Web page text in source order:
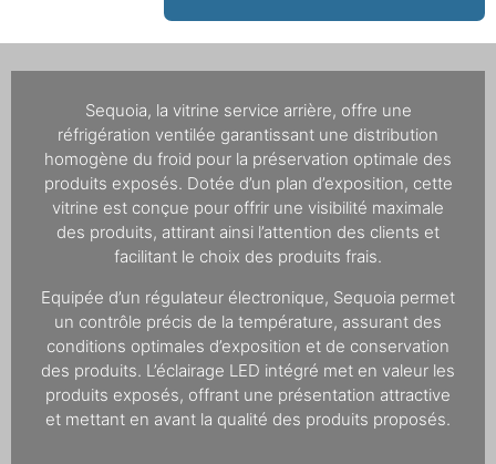
Sequoia, la vitrine service arrière, offre une
réfrigération ventilée garantissant une distribution
homogène du froid pour la préservation optimale des
produits exposés. Dotée d’un plan d’exposition, cette
vitrine est conçue pour offrir une visibilité maximale
des produits, attirant ainsi l’attention des clients et
facilitant le choix des produits frais.
Equipée d’un régulateur électronique, Sequoia permet
un contrôle précis de la température, assurant des
conditions optimales d’exposition et de conservation
des produits. L’éclairage LED intégré met en valeur les
produits exposés, offrant une présentation attractive
et mettant en avant la qualité des produits proposés.